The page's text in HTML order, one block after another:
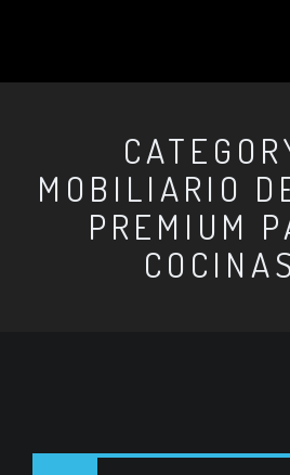
MOBILIARIO
PREMIUM
COCINAS